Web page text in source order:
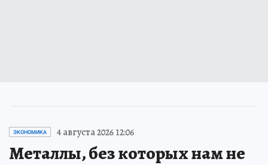
ЭКОНОМИКА 4 августа 2026 12:06
Металлы, без которых нам не